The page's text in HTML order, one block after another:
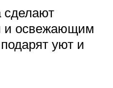
сделают
и освежающим
уют и